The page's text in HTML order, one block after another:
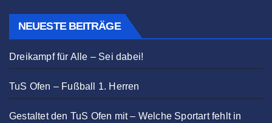
NEUESTE BEITRÄGE
Dreikampf für Alle – Sei dabei!
TuS Ofen – Fußball 1. Herren
Gestaltet den TuS Ofen mit – Welche Sportart fehlt in